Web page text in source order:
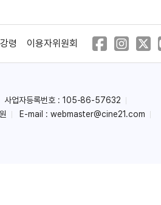
령 이용자위원회
사업자등록번호 : 105-86-57632
E-mail : webmaster@cine21.com